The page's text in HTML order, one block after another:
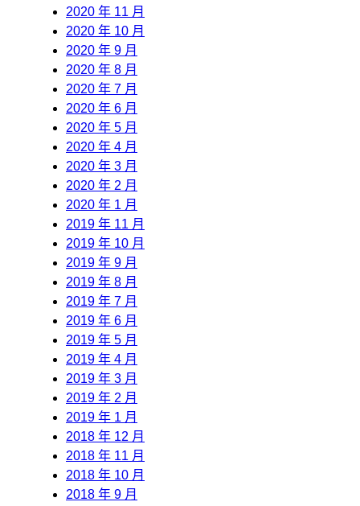
2020 年 11 月
2020 年 10 月
2020 年 9 月
2020 年 8 月
2020 年 7 月
2020 年 6 月
2020 年 5 月
2020 年 4 月
2020 年 3 月
2020 年 2 月
2020 年 1 月
2019 年 11 月
2019 年 10 月
2019 年 9 月
2019 年 8 月
2019 年 7 月
2019 年 6 月
2019 年 5 月
2019 年 4 月
2019 年 3 月
2019 年 2 月
2019 年 1 月
2018 年 12 月
2018 年 11 月
2018 年 10 月
2018 年 9 月